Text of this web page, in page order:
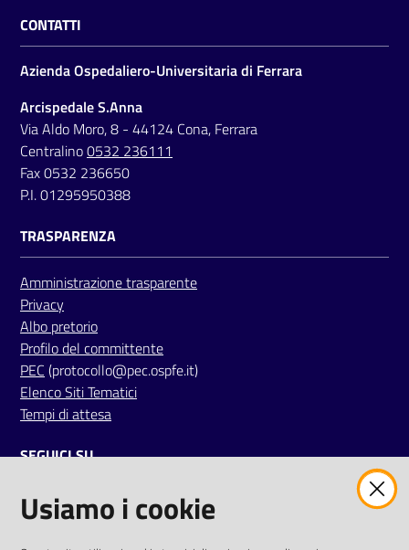
e
t
r
s
p
a
r
e
t
Fornitori
Seguici
su
CONTATTI
Azienda Ospedaliero-Universitaria di Ferrara
Arcispedale S.Anna
Via Aldo Moro, 8 - 44124 Cona, Ferrara
Centralino0532 236111
Fax 0532 236650
P.I. 01295950388
TRASPARENZA
Amministrazione trasparente
Privacy
Albo pretorio
Profilo del committente
PEC (protocollo@pec.ospfe.it)
Elenco Siti Tematici
Tempi di attesa
SEGUICI SU
twitterfacebookyoutube
Usiamo i cookie